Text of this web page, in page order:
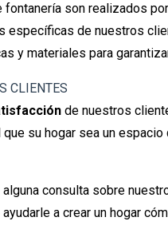
fontanería son realizados por
de nuestros
y materiales para
CLIENTES
de nuestros
su hogar sea un
consulta sobre
a crear un hogar